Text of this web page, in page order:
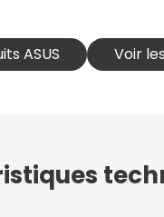
ASUS Voir